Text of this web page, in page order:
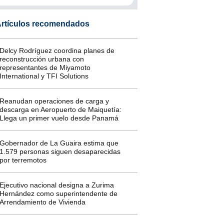
recomendados
Rodríguez coordina planes de
urbana con
de Miyamoto
y TFI Solutions
operaciones de carga y
en Aeropuerto de Maiquetía:
un primer vuelo desde Panamá
de La Guaira estima que
personas siguen desaparecidas
terremotos
nacional designa a Zurima
como superintendente de
de Vivienda